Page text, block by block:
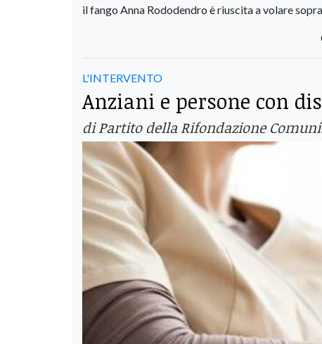
il fango Anna Rododendro è riuscita a volare
L'INTERVENTO
Anziani e persone con
di Partito della Rifondazione